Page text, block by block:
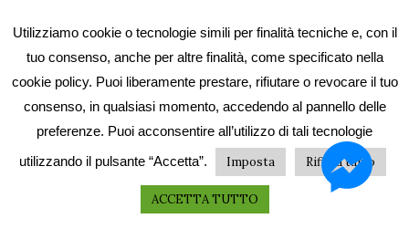
Sergio Freschi
Sergio Secondiano Sacchi
Silvana Matarazzo
Simona Garbarino
Simone Soriani
Stefano De Franchi
Utilizziamo cookie o tecnologie simili per finalità tecniche e, con il
tuo consenso, anche per altre finalità, come specificato nella
cookie policy. Puoi liberamente prestare, rifiutare o revocare il tuo
consenso, in qualsiasi momento, accedendo al pannello delle
preferenze. Puoi acconsentire all’utilizzo di tali tecnologie
utilizzando il pulsante “Accetta”.
Imposta Rifiuta tutto
ACCETTA TUTTO